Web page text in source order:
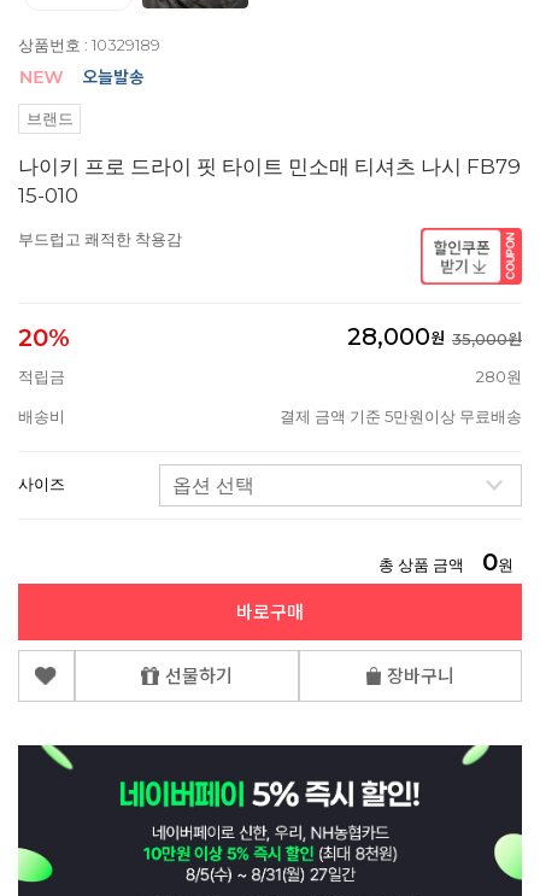
상품번호 : 10329189
브랜드
나이키 프로 드라이 핏 타이트 민소매 티셔츠 나시 FB79
15-010
부드럽고 쾌적한 착용감
20% 28,000원 35,000원
적립금
280원
배송비 결제 금액 기준 5만원이상 무료배송
사이즈
총 상품 금액 0원
바로구매
선물하기 장바구니